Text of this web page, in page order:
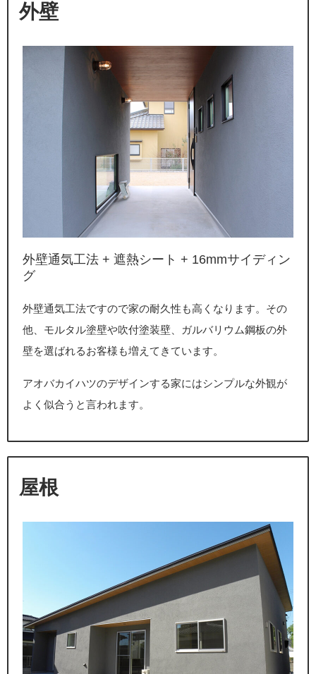
外壁
外壁通気工法 + 遮熱シート + 16mmサイディン
グ
外壁通気工法ですので家の耐久性も高くなります。その
他、モルタル塗壁や吹付塗装壁、ガルバリウム鋼板の外
壁を選ばれるお客様も増えてきています。
アオバカイハツのデザインする家にはシンプルな外観が
よく似合うと言われます。
屋根